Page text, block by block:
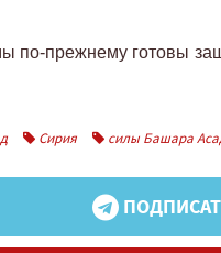
по-прежнему готовы
Сирия силы Башара